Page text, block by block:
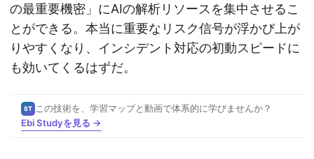
の最重要機密」にAIの解析リソースを集中させるこ
とができる。本当に重要なリスク信号が浮かび上が
りやすくなり、インシデント対応の初動スピードに
も効いてくるはずだ。
ST この技術を、学習マップと動画で体系的に学びませんか？
Ebi Studyを見る →